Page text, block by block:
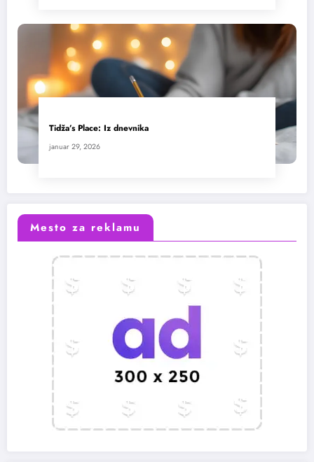
Tidža’s Place: Iz dnevnika
januar 29, 2026
Mesto za reklamu